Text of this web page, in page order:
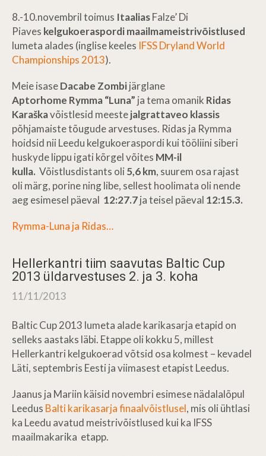
8.-10.novembril toimus ItaaliasFalze’ Di
Piaves kelgukoeraspordi maailmameistrivõistlused
lumeta alades (inglise keeles IFSS Dryland World
Championships 2013).
Meie isaseDacabe Zombijärglane
Aptorhome Rymma “Luna” ja tema omanik Ridas
Karaškavõistlesid meestejalgrattaveo klassis
põhjamaiste tõugude arvestuses. Ridas ja Rymma
hoidsid nii Leedu kelgukoeraspordi kui tööliini siberi
huskyde lippu igati kõrgel võites MM-il
kulla. Võistlusdistants oli 5,6 km, suurem osa rajast
oli märg, porine ning libe, sellest hoolimata oli nende
aeg esimesel päeval 12:27.7ja teisel päeval 12:15.3.
Rymma-Luna ja Ridas…
Hellerkantri tiim saavutas Baltic Cup
2013 üldarvestuses 2. ja 3. koha
11/11/2013
Baltic Cup 2013 lumeta alade karikasarja etapid on
selleks aastaks läbi. Etappe oli kokku 5, millest
Hellerkantri kelgukoerad võtsid osa kolmest – kevadel
Läti, septembris Eesti ja viimasest etapist Leedus.
Jaanus ja Mariin käisid novembri esimese nädalalõpul
Leedus Balti karikasarja finaalvõistlusel, mis oli ühtlasi
ka Leedu avatud meistrivõistlused kui ka IFSS
maailmakarika etapp.